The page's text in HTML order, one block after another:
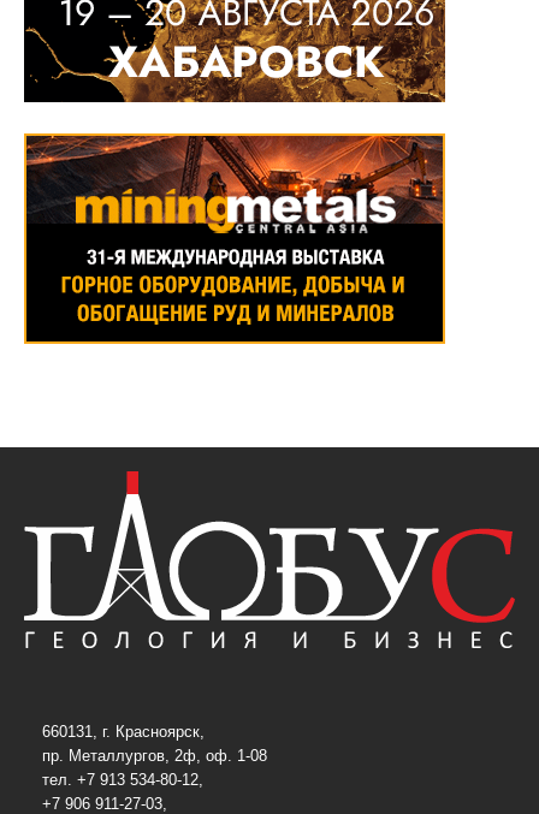
660131, г. Красноярск,
пр. Металлургов, 2ф, оф. 1-08
тел. +7 913 534-80-12,
+7 906 911-27-03,